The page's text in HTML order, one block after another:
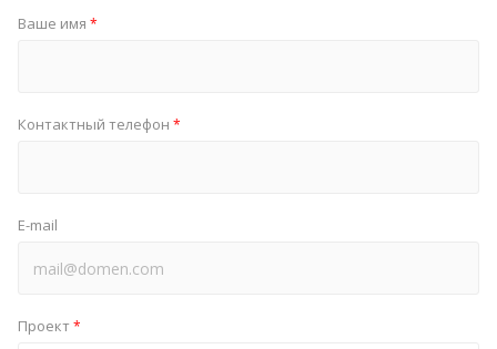
Ваше имя *
Контактный телефон *
E-mail
Проект*